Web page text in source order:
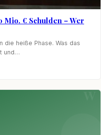
Mio. € Schulden – Wer
die heiße Phase. Was das
und…